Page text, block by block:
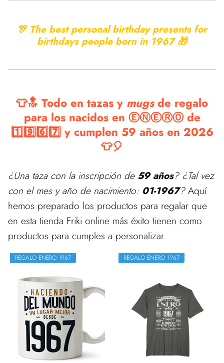
🎊 The best personal birthday presents for
birthdays people born in 1967 🎁
👕🔝 Todo en tazas y mugsde regalo
para los nacidos en ⒺⓃⒺⓇⓄ de
1️⃣9️⃣6️⃣7️⃣ y cumplen 59 años en 2026
👕🎈
¿Una taza con la inscripción de 59 años? ¿Tal vez
con el mes y año de nacimiento: 01-1967?Aquí
hemos preparado los productos para regalar que
en esta tienda Friki online más éxito tienen como
productos para cumples a personalizar.
REGALO ENERO 1967 REGALO ENERO 1967